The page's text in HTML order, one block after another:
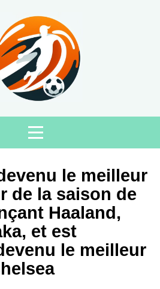
le meilleur
de la saison de
Haaland,
et est
le meilleur